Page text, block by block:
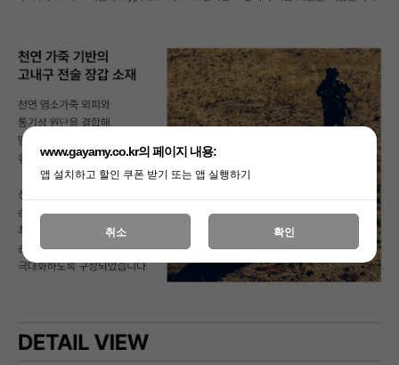
www.gayamy.co.kr의 페이지 내용:
앱 설치하고 할인 쿠폰 받기 또는 앱 실행하기
취소 확인